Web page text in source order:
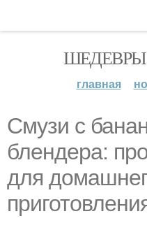
главная
Смузи с
блендера:
для